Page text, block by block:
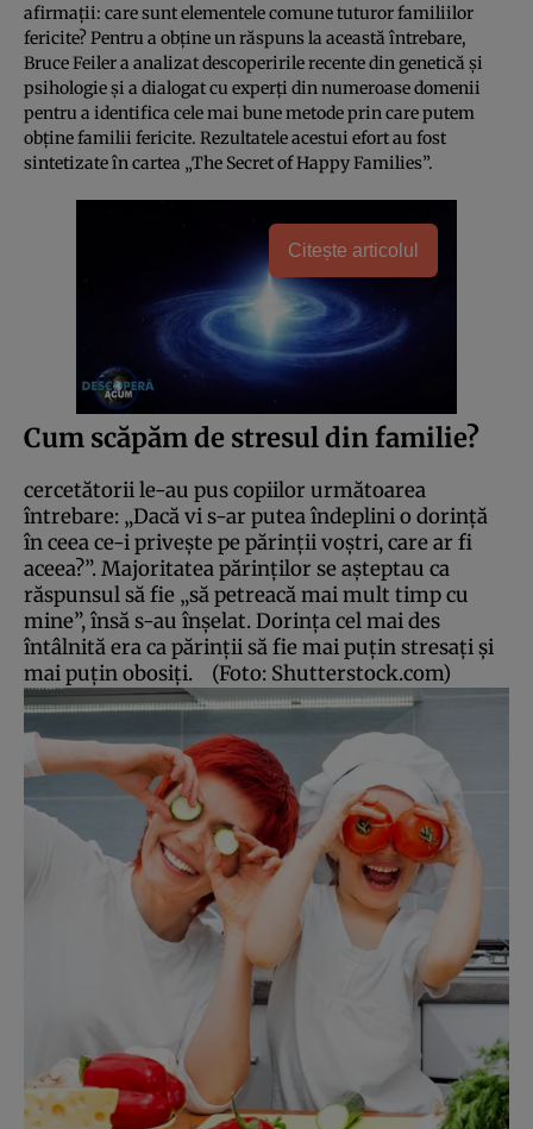
afirmaţii: care sunt elementele comune tuturor familiilor
fericite? Pentru a obţine un răspuns la această întrebare,
Bruce Feiler a analizat descoperirile recente din genetică şi
psihologie şi a dialogat cu experţi din numeroase domenii
pentru a identifica cele mai bune metode prin care putem
obţine familii fericite. Rezultatele acestui efort au fost
sintetizate în cartea „The Secret of Happy Families”.
Citește articolul
Cum scăpăm de stresul din familie?
cercetătorii le-au pus copiilor următoarea
întrebare: „Dacă vi s-ar putea îndeplini o dorinţă
în ceea ce-i priveşte pe părinţii voştri, care ar fi
aceea?”. Majoritatea părinţilor se aşteptau ca
răspunsul să fie „să petreacă mai mult timp cu
mine”, însă s-au înşelat. Dorinţa cel mai des
întâlnită era ca părinţii să fie mai puţin stresaţi şi
mai puţin obosiţi. (Foto: Shutterstock.com)